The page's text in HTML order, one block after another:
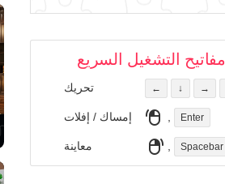
مفاتيح التشغيل السريع
→
↓
← تحريك
Enter
, إمساك / إفلات
Spacebar
, معاينة